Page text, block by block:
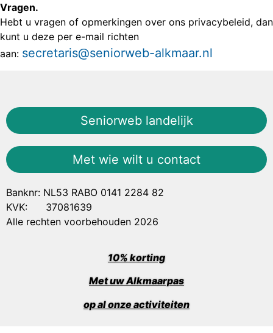
Vragen.
Hebt u vragen of opmerkingen over ons privacybeleid, dan
kunt u deze per e-mail richten
aan: secretaris@seniorweb-alkmaar.nl
Seniorweb landelijk
Met wie wilt u contact
Banknr: NL53 RABO 0141 2284 82
KVK: 37081639
Alle rechten voorbehouden 2026
10% korting
Met uw Alkmaarpas
op al onze activiteiten